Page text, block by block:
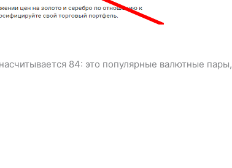
84: это популярные валютные пары,